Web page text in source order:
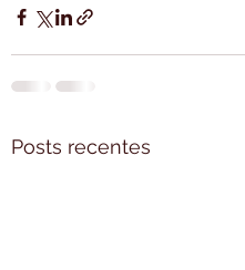
Posts recentes